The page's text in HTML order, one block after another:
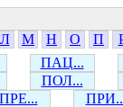
Л М Н О П
ПАЦ...
ПОЛ...
ПРЕ...